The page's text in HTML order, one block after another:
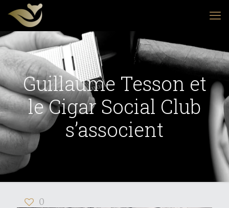
Guillaume Tesson et
le Cigar Social Club
s’associent
0